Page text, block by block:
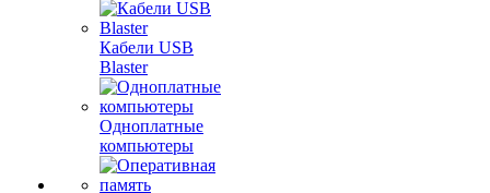
Кабели USB
Blaster
Одноплатные
компьютеры